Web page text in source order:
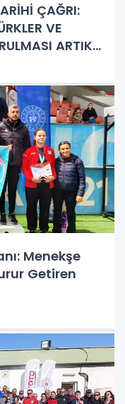
ÇAĞRI:
VE
ARTIK
Menekşe
Getiren